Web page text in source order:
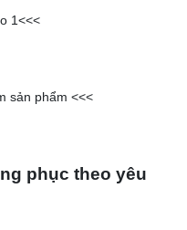
1<<<
sản phẩm <<<
phục theo yêu